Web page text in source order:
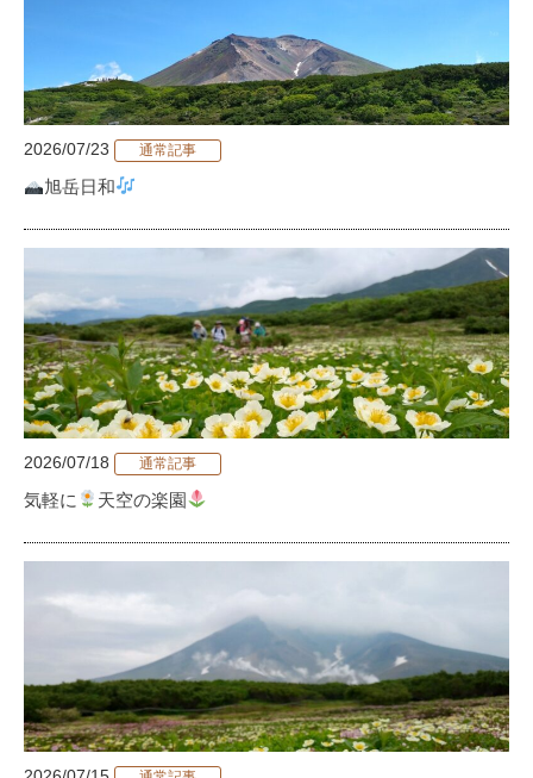
2026/07/23 通常記事
旭岳日和
2026/07/18 通常記事
気軽に 天空の楽園